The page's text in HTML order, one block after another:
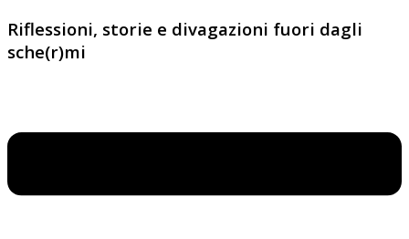
Riflessioni, storie e divagazioni fuori dagli
sche(r)mi